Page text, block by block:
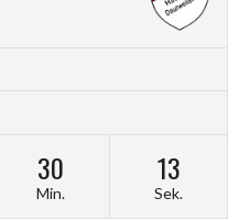
30
Min.
13
Sek.